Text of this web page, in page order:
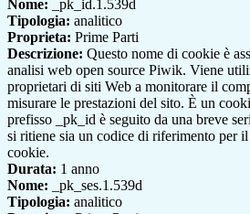
Nome: _pk_id.1.539d
Tipologia: analitico
Proprieta: Prime Parti
Descrizione: Questo nome di cookie è
analisi web open source Piwik. Viene
proprietari di siti Web a monitorare il
misurare le prestazioni del sito. È un
prefisso _pk_id è seguito da una breve
si ritiene sia un codice di riferimento per
cookie.
Durata: 1 anno
Nome: _pk_ses.1.539d
Tipologia: analitico